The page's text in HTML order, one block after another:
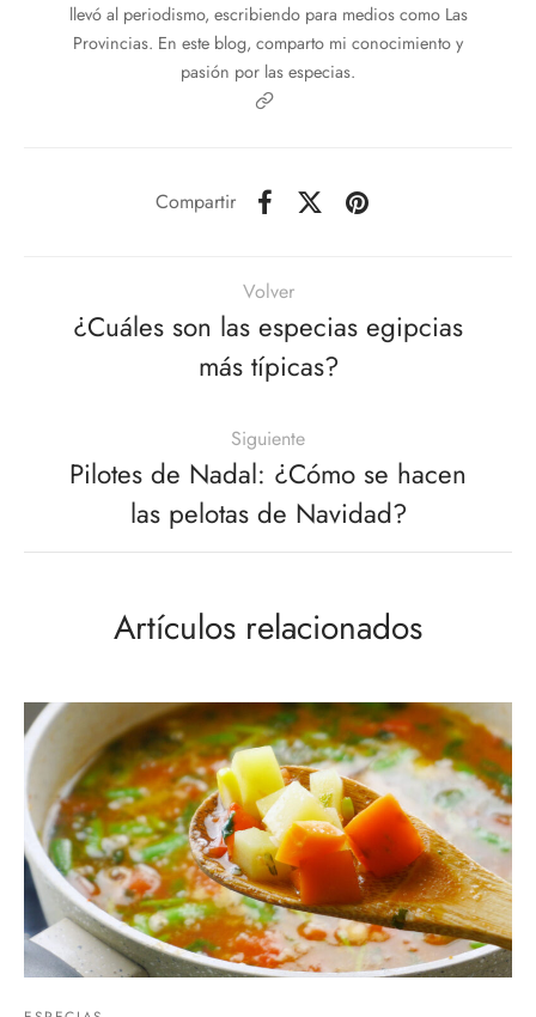
llevó al periodismo, escribiendo para medios como Las
Provincias. En este blog, comparto mi conocimiento y
pasión por las especias.
Compartir
Volver
¿Cuáles son las especias egipcias
más típicas?
Siguiente
Pilotes de Nadal: ¿Cómo se hacen
las pelotas de Navidad?
Artículos relacionados